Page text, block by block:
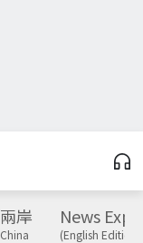
兩岸
China
News
(English Edition)